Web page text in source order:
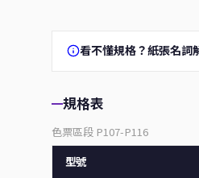
看不懂規格？紙張名詞
規格表
色票區段 P107-P116
型號